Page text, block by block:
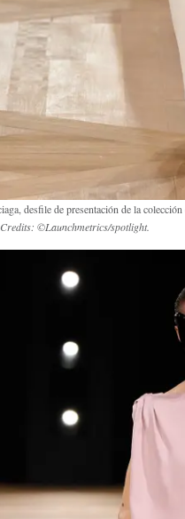
desfile de presentación de la
Credits: ©Launchmetrics/spotlight.